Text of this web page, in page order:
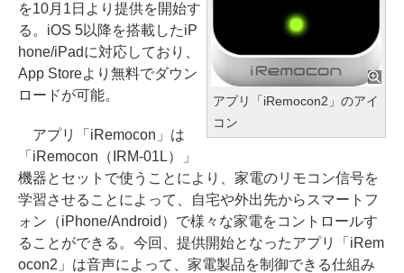
アプリ「iRemocon2」のアイ
コン
を10月1日より提供を開始す
る。iOS 5以降を搭載したiP
hone/iPadに対応しており、
App Storeより無料でダウン
ロードが可能。
アプリ「iRemocon」は
「iRemocon（IRM-01L）」
機器とセットで使うことにより、家電のリモコン信号を
学習させることによって、自宅や外出先からスマートフ
ォン（iPhone/Android）で様々な家電をコントロールす
ることができる。今回、提供開始となったアプリ「iRem
ocon2」は音声によって、家電製品を制御できる仕組み